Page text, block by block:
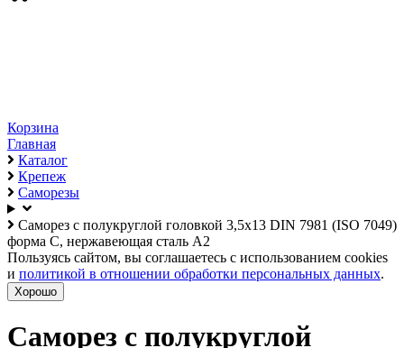
Корзина
Главная
Каталог
Крепеж
Саморезы
Саморез с полукруглой головкой 3,5х13 DIN 7981 (ISO 7049)
форма C, нержавеющая сталь А2
Пользуясь сайтом, вы соглашаетесь с использованием cookies
и политикой в отношении обработки персональных данных.
Хорошо
Саморез с полукруглой